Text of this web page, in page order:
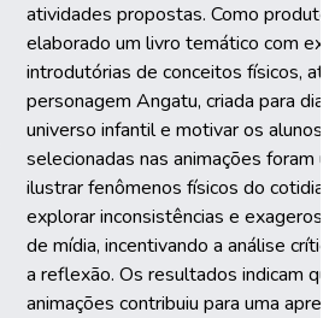
atividades propostas. Como produto
elaborado um livro temático com
introdutórias de conceitos físicos,
personagem Angatu, criada para
universo infantil e motivar os alunos.
selecionadas nas animações foram
ilustrar fenômenos físicos do
explorar inconsistências e exageros
de mídia, incentivando a análise
a reflexão. Os resultados indicam
animações contribuiu para uma